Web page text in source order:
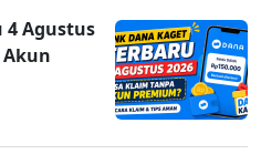
4 Agustus
Akun